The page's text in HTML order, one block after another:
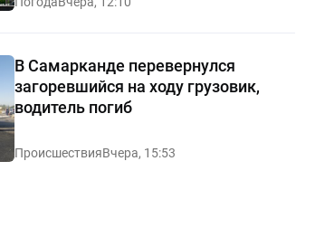
В Самарканде перевернулся
загоревшийся на ходу грузовик,
водитель погиб
ПроисшествияВчера, 15:53